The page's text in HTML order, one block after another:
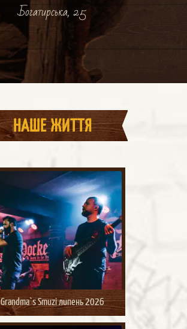
Богатирська, 25
НАШЕ ЖИТТЯ
Grandma`s Smuzi липень 2026